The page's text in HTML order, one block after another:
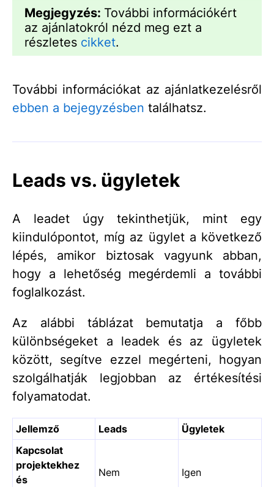
Megjegyzés: További információkért
az ajánlatokról nézd meg ezt a
részletes cikket.
További információkat az ajánlatkezelésről
ebben a bejegyzésben találhatsz.
Leads vs. ügyletek
A leadet úgy tekinthetjük, mint egy
kiindulópontot, míg az ügylet a következő
lépés, amikor biztosak vagyunk abban,
hogy a lehetőség megérdemli a további
foglalkozást.
Az alábbi táblázat bemutatja a főbb
különbségeket a leadek és az ügyletek
között, segítve ezzel megérteni, hogyan
szolgálhatják legjobban az értékesítési
folyamatodat.
Jellemző Leads
Ügyletek
Kapcsolat
projektekhez
és
Nem Igen